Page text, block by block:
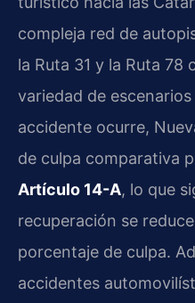
compleja red de
la Ruta 31 y la Ruta 78
variedad de
accidente ocurre,
de culpa comparativa
Artículo 14-A, lo que
recuperación se
porcentaje de culpa.
accidentes